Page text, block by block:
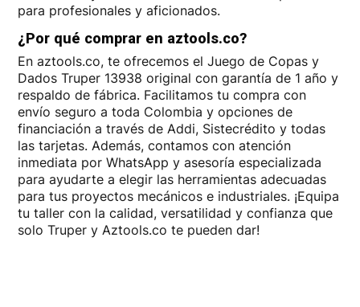
para profesionales y aficionados.
¿Por qué comprar en aztools.co?
En aztools.co, te ofrecemos el Juego de Copas y
Dados Truper 13938 original con garantía de 1 año y
respaldo de fábrica. Facilitamos tu compra con
envío seguro a toda Colombia y opciones de
financiación a través de Addi, Sistecrédito y todas
las tarjetas. Además, contamos con atención
inmediata por WhatsApp y asesoría especializada
para ayudarte a elegir las herramientas adecuadas
para tus proyectos mecánicos e industriales. ¡Equipa
tu taller con la calidad, versatilidad y confianza que
solo Truper y Aztools.co te pueden dar!